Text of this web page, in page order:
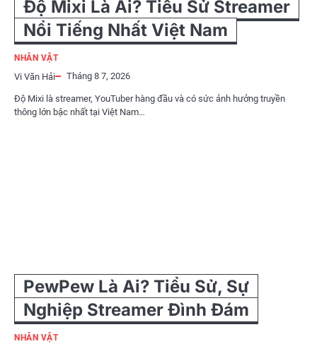
Độ Mixi Là Ai? Tiểu Sử Streamer
Nổi Tiếng Nhất Việt Nam
NHÂN VẬT
Vi Văn Hải Tháng 8 7, 2026
Độ Mixi là streamer, YouTuber hàng đầu và có sức ảnh hưởng truyền
thông lớn bậc nhất tại Việt Nam…
PewPew Là Ai? Tiểu Sử, Sự
Nghiệp Streamer Đình Đám
NHÂN VẬT